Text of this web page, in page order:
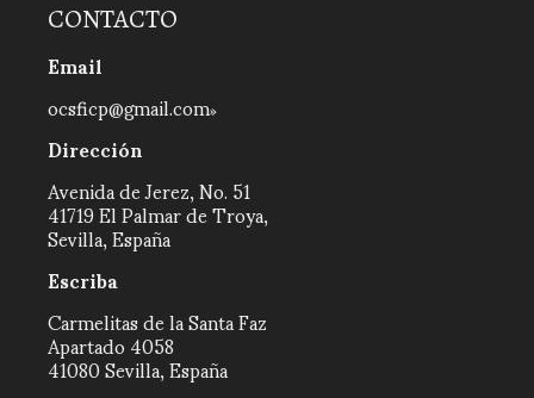
CONTACTO
Email
ocsficp@gmail.com
Dirección
Avenida de Jerez, No. 51
41719 El Palmar de Troya,
Sevilla, España
Escriba
Carmelitas de la Santa Faz
Apartado 4058
41080 Sevilla, España